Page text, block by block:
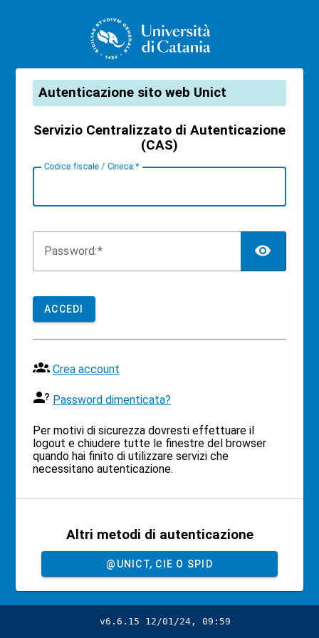
CAS
Autenticazione sito web Unict
Servizio Centralizzato di Autenticazione
(CAS)
Codice fiscale / Cineca:
Password:
ACCEDI
Crea account
Password dimenticata?
Per motivi di sicurezza dovresti effettuare il
logout e chiudere tutte le finestre del browser
quando hai finito di utilizzare servizi che
necessitano autenticazione.
Altri metodi di autenticazione
@UNICT, CIE O SPID
v6.6.15 12/01/24, 09:59